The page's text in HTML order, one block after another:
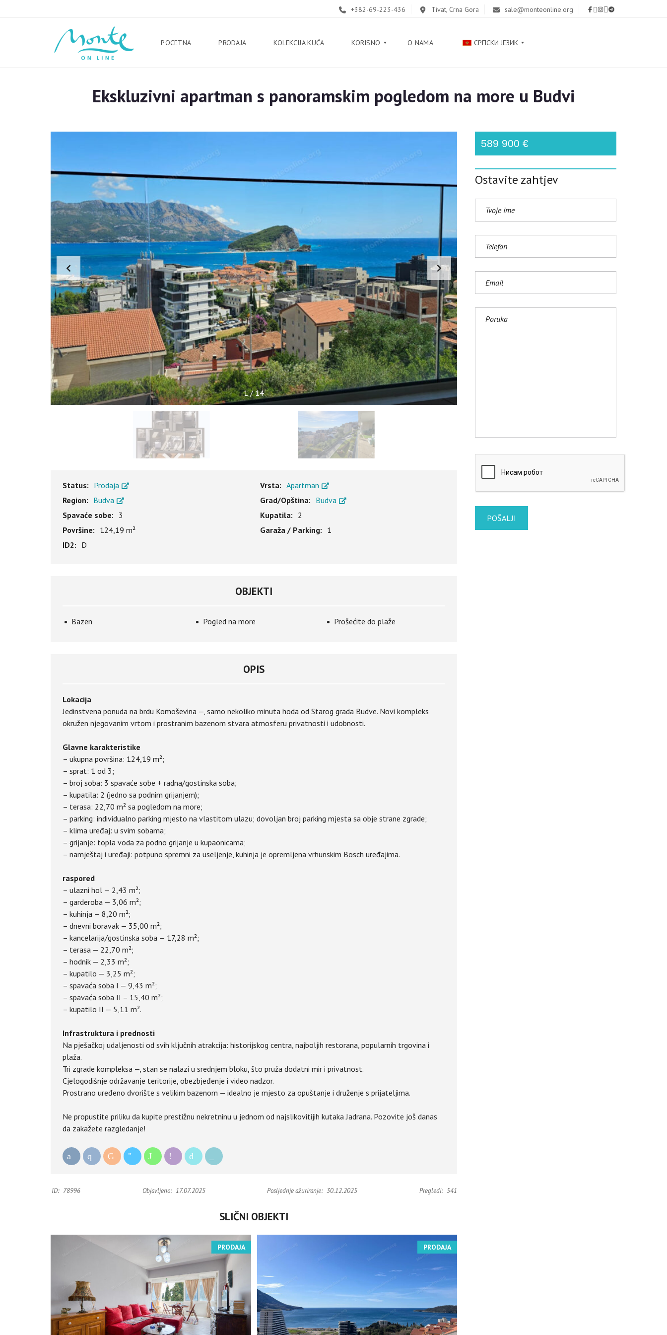
+382-69-223-436 Tivat, Crna Gora sale@monteonline.org
POCETNA PRODAJA KOLEKCIJA KUĆA KORISNO
S
N
E
N
O
M
A
C
I
J
E
O NAMA СРПСКИ ЈЕЗИК
Ekskluzivni apartman s panoramskim pogledom na more u Budvi
1/14
Status: Prodaja Vrsta: Apartman
Region: Budva Grad/Opština: Budva
Spavaće sobe: 3 Kupatila: 2
Površine: 124,19 m² Garaža / Parking: 1
ID2: D
OBJEKTI
Bazen Pogled na more Prošećite do plaže
OPIS
Lokacija
Jedinstvena ponuda na brdu Komoševina —, samo nekoliko minuta hoda od Starog grada Budve. Novi kompleks
okružen njegovanim vrtom i prostranim bazenom stvara atmosferu privatnosti i udobnosti.
Glavne karakteristike
– ukupna površina: 124,19 m²;
– sprat: 1 od 3;
– broj soba: 3 spavaće sobe + radna/gostinska soba;
– kupatila: 2 (jedno sa podnim grijanjem);
– terasa: 22,70 m² sa pogledom na more;
– parking: individualno parking mjesto na vlastitom ulazu; dovoljan broj parking mjesta sa obje strane zgrade;
– klima uređaj: u svim sobama;
– grijanje: topla voda za podno grijanje u kupaonicama;
– namještaj i uređaji: potpuno spremni za useljenje, kuhinja je opremljena vrhunskim Bosch uređajima.
raspored
– ulazni hol — 2,43 m²;
– garderoba — 3,06 m²;
– kuhinja — 8,20 m²;
– dnevni boravak — 35,00 m²;
– kancelarija/gostinska soba — 17,28 m²;
– terasa — 22,70 m²;
– hodnik — 2,33 m²;
– kupatilo — 3,25 m²;
– spavaća soba I — 9,43 m²;
– spavaća soba II – 15,40 m²;
– kupatilo II — 5,11 m².
Infrastruktura i prednosti
Na pješačkoj udaljenosti od svih ključnih atrakcija: historijskog centra, najboljih restorana, popularnih trgovina i
plaža.
Tri zgrade kompleksa —, stan se nalazi u srednjem bloku, što pruža dodatni mir i privatnost.
Cjelogodišnje održavanje teritorije, obezbjeđenje i video nadzor.
Prostrano uređeno dvorište s velikim bazenom — idealno je mjesto za opuštanje i druženje s prijateljima.
Ne propustite priliku da kupite prestižnu nekretninu u jednom od najslikovitijih kutaka Jadrana. Pozovite još danas
da zakažete razgledanje!
ID: 78996 Objavljeno: 17.07.2025 Posljednje ažuriranje: 30.12.2025 Pregledi: 541
SLIČNI OBJEKTI
PRODAJA PRODAJA
589 900 €
Ostavite zahtjev